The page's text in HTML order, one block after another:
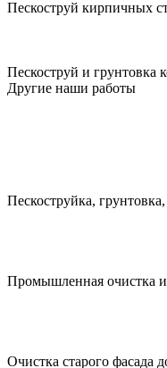
Пескоструй кирпичных
Пескоструй и грунтовка
Другие наши работы
Пескоструйка,
Промышленная очистка и
Очистка старого фасада